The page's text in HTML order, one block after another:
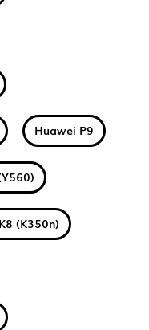
Huawei P9
(K350n)